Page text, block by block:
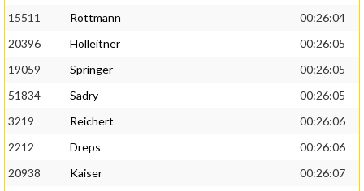
15511
Rottmann
00:26:04
20396
Holleitner
00:26:05
19059
Springer
00:26:05
51834
Sadry
00:26:05
3219
Reichert
00:26:06
2212
Dreps
00:26:06
20938
Kaiser
00:26:07